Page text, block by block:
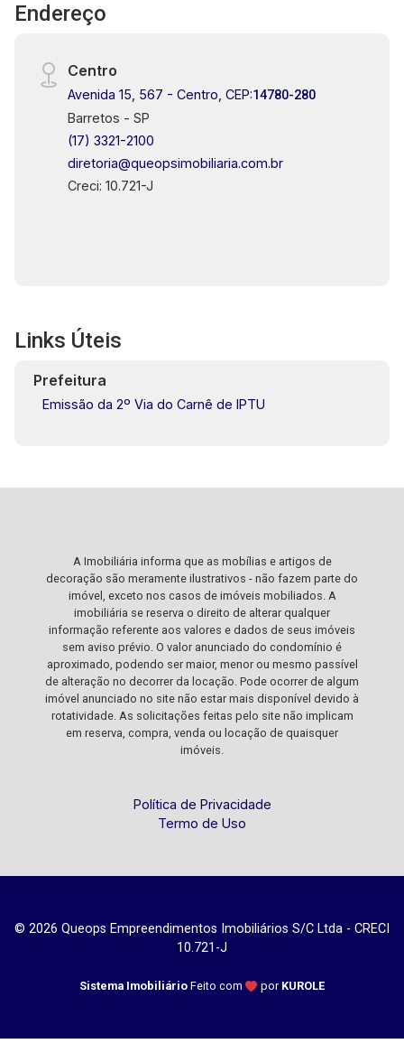
Endereço
Centro
Avenida 15, 567 - Centro, CEP:14780-280
Barretos - SP
(17) 3321-2100
diretoria@queopsimobiliaria.com.br
Creci: 10.721-J
Links Úteis
Prefeitura
Emissão da 2º Via do Carnê de IPTU
A Imobiliária informa que as mobílias e artigos de
decoração são meramente ilustrativos - não fazem parte do
imóvel, exceto nos casos de imóveis mobiliados. A
imobiliária se reserva o direito de alterar qualquer
informação referente aos valores e dados de seus imóveis
sem aviso prévio. O valor anunciado do condomínio é
aproximado, podendo ser maior, menor ou mesmo passível
de alteração no decorrer da locação. Pode ocorrer de algum
imóvel anunciado no site não estar mais disponível devido à
rotatividade. As solicitações feitas pelo site não implicam
em reserva, compra, venda ou locação de quaisquer
imóveis.
Política de Privacidade
Termo de Uso
© 2026 Queops Empreendimentos Imobiliários S/C Ltda - CRECI
10.721-J
Sistema Imobiliário Feito com por KUROLE